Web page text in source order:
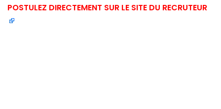
POSTULEZ DIRECTEMENT SUR LE SITE DU RECRUTEUR